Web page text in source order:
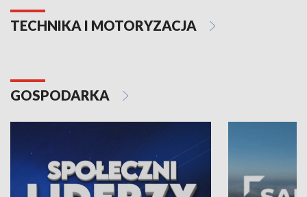
TECHNIKA I MOTORYZACJA
GOSPODARKA